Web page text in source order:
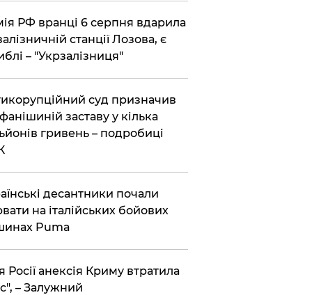
РФ вранці 6 серпня вдарила
станції Лозова, є
– "Укрзалізниця"
суд призначив
заставу у кілька
гривень – подробиці
десантники почали
на італійських бойових
Puma
Росії анексія Криму втратила
– Залужний